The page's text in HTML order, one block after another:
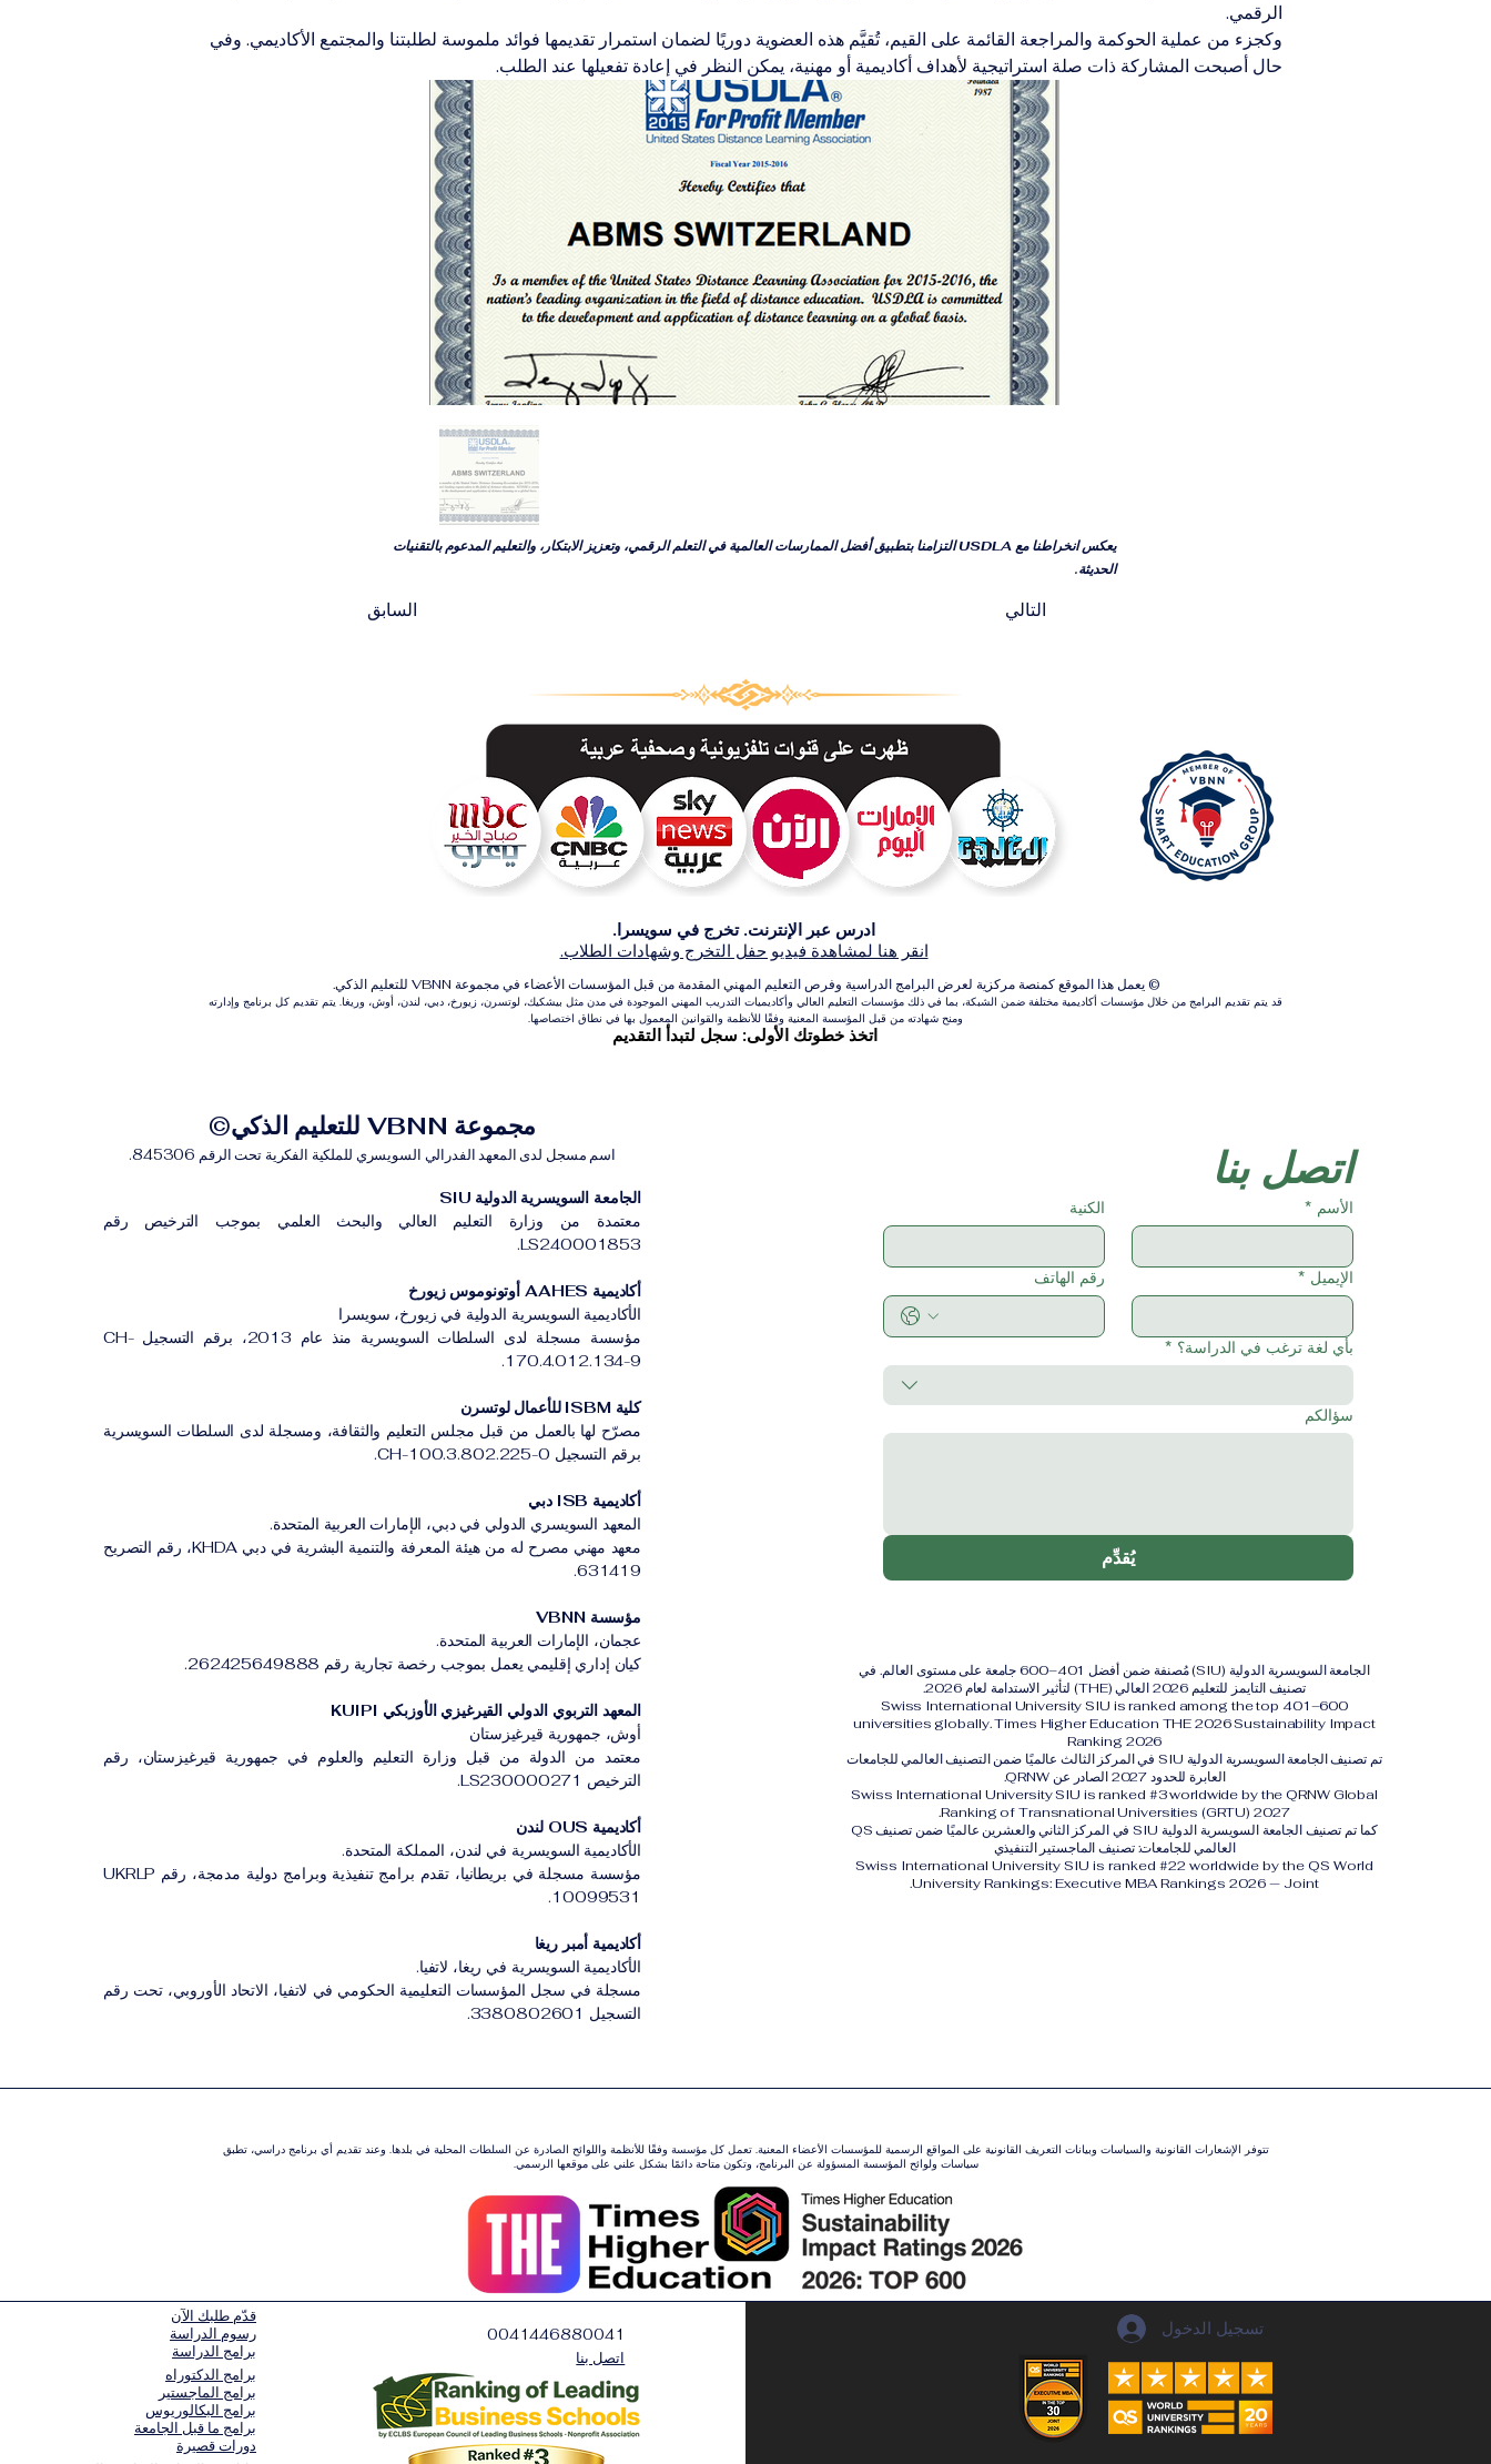
الرقمي.
وكجزء من عملية الحوكمة والمراجعة القائمة على القيم، تُقيَّم هذه العضوية دوريًا لضمان استمرار تقديمها فوائد ملموسة لطلبتنا والمجتمع الأكاديمي. وفي
حال أصبحت المشاركة ذات صلة استراتيجية لأهداف أكاديمية أو مهنية، يمكن النظر في إعادة تفعيلها عند الطلب.
يعكس انخراطنا مع USDLA التزامنا بتطبيق أفضل الممارسات العالمية في التعلم الرقمي، وتعزيز الابتكار، والتعليم المدعوم بالتقنيات
الحديثة.
السابق التالي
ادرس عبر الإنترنت. تخرج في سويسرا.
انقر هنا لمشاهدة فيديو حفل التخرج وشهادات الطلاب.
© يعمل هذا الموقع كمنصة مركزية لعرض البرامج الدراسية وفرص التعليم المهني المقدمة من قبل المؤسسات الأعضاء في مجموعة VBNN للتعليم الذكي.
قد يتم تقديم البرامج من خلال مؤسسات أكاديمية مختلفة ضمن الشبكة، بما في ذلك مؤسسات التعليم العالي وأكاديميات التدريب المهني الموجودة في مدن مثل بيشكيك، لوتسرن، زيورخ، دبي، لندن، أوش، وريغا. يتم تقديم كل برنامج وإدارته
ومنح شهادته من قبل المؤسسة المعنية وفقًا للأنظمة والقوانين المعمول بها في نطاق اختصاصها.
اتخذ خطوتك الأولى: سجل لتبدأ التقديم
مجموعة VBNN للتعليم الذكي©
اسم مسجل لدى المعهد الفدرالي السويسري للملكية الفكرية تحت الرقم 845306.
الجامعة السويسرية الدولية SIU
معتمدة من وزارة التعليم العالي والبحث العلمي بموجب الترخيص رقم
LS240001853.
أكاديمية AAHES أوتونوموس زيورخ
الأكاديمية السويسرية الدولية في زيورخ، سويسرا
مؤسسة مسجلة لدى السلطات السويسرية منذ عام 2013، برقم التسجيل CH-
170.4.012.134-9.
كلية ISBM للأعمال لوتسرن
مصرّح لها بالعمل من قبل مجلس التعليم والثقافة، ومسجلة لدى السلطات السويسرية
برقم التسجيل CH-100.3.802.225-0.
أكاديمية ISB دبي
المعهد السويسري الدولي في دبي، الإمارات العربية المتحدة.
معهد مهني مصرح له من هيئة المعرفة والتنمية البشرية في دبي KHDA، رقم التصريح
631419.
مؤسسة VBNN
عجمان، الإمارات العربية المتحدة.
كيان إداري إقليمي يعمل بموجب رخصة تجارية رقم 262425649888.
المعهد التربوي الدولي القيرغيزي الأوزبكي KUIPI
أوش، جمهورية قيرغيزستان
معتمد من الدولة من قبل وزارة التعليم والعلوم في جمهورية قيرغيزستان، رقم
الترخيص LS230000271.
أكاديمية OUS لندن
الأكاديمية السويسرية في لندن، المملكة المتحدة.
مؤسسة مسجلة في بريطانيا، تقدم برامج تنفيذية وبرامج دولية مدمجة، رقم UKRLP
10099531.
أكاديمية أمبر ريغا
الأكاديمية السويسرية في ريغا، لاتفيا.
مسجلة في سجل المؤسسات التعليمية الحكومي في لاتفيا، الاتحاد الأوروبي، تحت رقم
التسجيل 3380802601.
اتصل بنا
الأسم * الكنية
الإيميل * رقم الهاتف
بأي لغة ترغب في الدراسة؟ *
سؤالكم
يُقدِّم
الجامعة السويسرية الدولية (SIU) مُصنفة ضمن أفضل 401–600 جامعة على مستوى العالم. في
تصنيف التايمز للتعليم 2026 العالي (THE) لتأثير الاستدامة لعام 2026.
Swiss International University SIU is ranked among the top 401–600
universities globally. Times Higher Education THE 2026 Sustainability Impact
Ranking 2026
تم تصنيف الجامعة السويسرية الدولية SIU في المركز الثالث عالميًا ضمن التصنيف العالمي للجامعات
العابرة للحدود 2027 الصادر عن QRNW.
Swiss International University SIU is ranked #3 worldwide by the QRNW Global
Ranking of Transnational Universities (GRTU) 2027.
كما تم تصنيف الجامعة السويسرية الدولية SIU في المركز الثاني والعشرين عالميًا ضمن تصنيف QS
العالمي للجامعات: تصنيف الماجستير التنفيذي
Swiss International University SIU is ranked #22 worldwide by the QS World
University Rankings: Executive MBA Rankings 2026 — Joint.
تتوفر الإشعارات القانونية والسياسات وبيانات التعريف القانونية على المواقع الرسمية للمؤسسات الأعضاء المعنية. تعمل كل مؤسسة وفقًا للأنظمة واللوائح الصادرة عن السلطات المحلية في بلدها. وعند تقديم أي برنامج دراسي، تطبق
سياسات ولوائح المؤسسة المسؤولة عن البرنامج، وتكون متاحة دائمًا بشكل علني على موقعها الرسمي.
قدّم طلبك الآن
رسوم الدراسة
برامج الدراسة
برامج الدكتوراه
برامج الماجستير
برامج البكالوريوس
برامج ما قبل الجامعة
دورات قصيرة
0041446880041
اتصل بنا
تسجيل الدخول